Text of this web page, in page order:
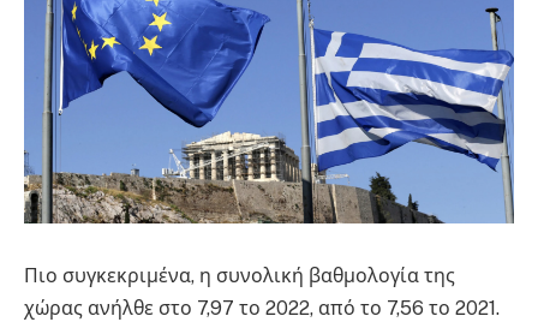
Πιο συγκεκριμένα, η συνολική βαθμολογία της
χώρας ανήλθε στο 7,97 το 2022, από το 7,56 το 2021.